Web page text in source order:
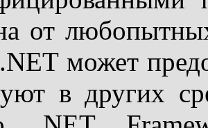
от
может
в других